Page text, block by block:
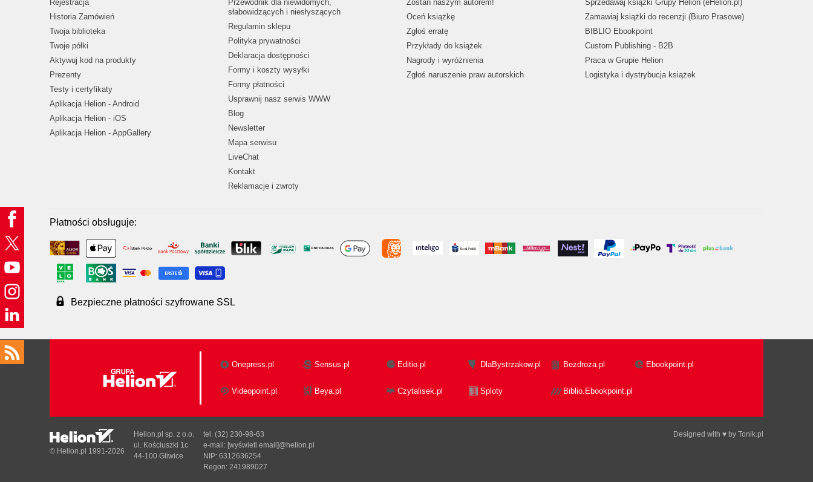
Rejestracja
Historia Zamówień
Twoja biblioteka
Twoje półki
Aktywuj kod na produkty
Prezenty
Testy i certyfikaty
Aplikacja Helion - Android
Aplikacja Helion - iOS
Aplikacja Helion - AppGallery
Przewodnik dla niewidomych,
słabowidzących i niesłyszących
Regulamin sklepu
Polityka prywatności
Deklaracja dostępności
Formy i koszty wysyłki
Formy płatności
Usprawnij nasz serwis WWW
Blog
Newsletter
Mapa serwisu
LiveChat
Kontakt
Reklamacje i zwroty
Zostań naszym autorem!
Oceń książkę
Zgłoś erratę
Przykłady do książek
Nagrody i wyróżnienia
Zgłoś naruszenie praw autorskich
Sprzedawaj książki Grupy Helion (eHelion.pl)
Zamawiaj książki do recenzji (Biuro Prasowe)
BIBLIO Ebookpoint
Custom Publishing - B2B
Praca w Grupie Helion
Logistyka i dystrybucja książek
Płatności obsługuje:
Bezpieczne płatności szyfrowane SSL
Onepress.pl Sensus.pl Editio.pl DlaBystrzakow.pl Bezdroza.pl Ebookpoint.pl
Videopoint.pl Beya.pl Czytalisek.pl Sploty Biblio.Ebookpoint.pl
Designed with ♥ by Tonik.pl
© Helion.pl 1991-2026
Helion.pl sp. z o.o.
ul. Kościuszki 1c
44-100 Gliwice
tel. (32) 230-98-63
e-mail: [wyświetl email]@helion.pl
NIP: 6312636254
Regon: 241989027